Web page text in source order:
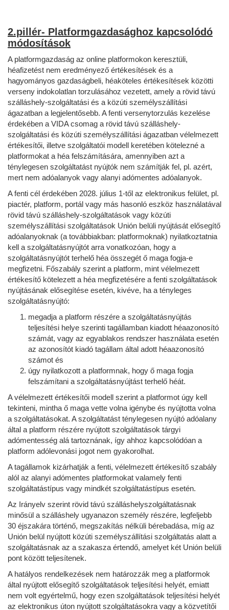
2.pillér- Platformgazdasághoz kapcsolódó
módosítások
A platformgazdaság az online platformokon keresztüli,
héafizetést nem eredményező értékesítések és a
hagyományos gazdaságbeli, héaköteles értékesítések közötti
verseny indokolatlan torzulásához vezetett, amely a rövid távú
szálláshely-szolgáltatási és a közúti személyszállítási
ágazatban a legjelentősebb. A fenti versenytorzulás kezelése
érdekében a VIDA csomag a rövid távú szálláshely-
szolgáltatási és közúti személyszállítási ágazatban vélelmezett
értékesítői, illetve szolgáltatói modell keretében kötelezné a
platformokat a héa felszámítására, amennyiben azt a
ténylegesen szolgáltatást nyújtók nem számítják fel, pl. azért,
mert nem adóalanyok vagy alanyi adómentes adóalanyok.
A fenti cél érdekében 2028. július 1-től az elektronikus felület, pl.
piactér, platform, portál vagy más hasonló eszköz használatával
rövid távú szálláshely-szolgáltatások vagy közúti
személyszállítási szolgáltatások Unión belüli nyújtását elősegítő
adóalanyoknak (a továbbiakban: platformoknak) nyilatkoztatnia
kell a szolgáltatásnyújtót arra vonatkozóan, hogy a
szolgáltatásnyújtót terhelő héa összegét ő maga fogja-e
megfizetni. Főszabály szerint a platform, mint vélelmezett
értékesítő kötelezett a héa megfizetésére a fenti szolgáltatások
nyújtásának elősegítése esetén, kivéve, ha a tényleges
szolgáltatásnyújtó:
megadja a platform részére a szolgáltatásnyújtás
teljesítési helye szerinti tagállamban kiadott héaazonosító
számát, vagy az egyablakos rendszer használata esetén
az azonosítót kiadó tagállam által adott héaazonosító
számot és
úgy nyilatkozott a platformnak, hogy ő maga fogja
felszámítani a szolgáltatásnyújtást terhelő héát.
A vélelmezett értékesítői modell szerint a platformot úgy kell
tekinteni, mintha ő maga vette volna igénybe és nyújtotta volna
a szolgáltatásokat. A szolgáltatást ténylegesen nyújtó adóalany
által a platform részére nyújtott szolgáltatások tárgyi
adómentesség alá tartoznának, így ahhoz kapcsolódóan a
platform adólevonási jogot nem gyakorolhat.
A tagállamok kizárhatják a fenti, vélelmezett értékesítő szabály
alól az alanyi adómentes platformokat valamely fenti
szolgáltatástípus vagy mindkét szolgáltatástípus esetén.
Az Irányelv szerint rövid távú szálláshelyszolgáltatásnak
minősül a szálláshely ugyanazon személy részére, legfeljebb
30 éjszakára történő, megszakítás nélküli bérebadása, míg az
Unión belül nyújtott közúti személyszállítási szolgáltatás alatt a
szolgáltatásnak az a szakasza értendő, amelyet két Unión belüli
pont között teljesítenek.
A hatályos rendelkezések nem határozzák meg a platformok
által nyújtott elősegítő szolgáltatások teljesítési helyét, emiatt
nem volt egyértelmű, hogy ezen szolgáltatások teljesítési helyét
az elektronikus úton nyújtott szolgáltatásokra vagy a közvetítői